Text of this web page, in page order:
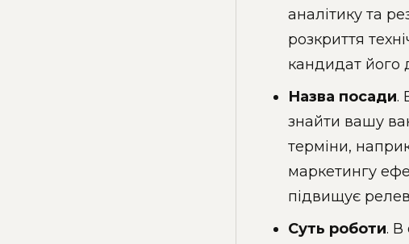
аналітику та
розкриття
кандидат його
Назва посади.
знайти вашу
терміни,
маркетингу
підвищує
Суть роботи. В